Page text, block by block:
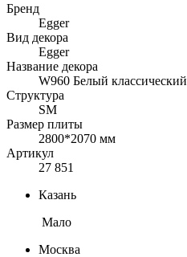
Бренд
Egger
Вид декора
Egger
Название декора
W960 Белый классический
Структура
SM
Размер плиты
2800*2070 мм
Артикул
27 851
Казань
Мало
Москва